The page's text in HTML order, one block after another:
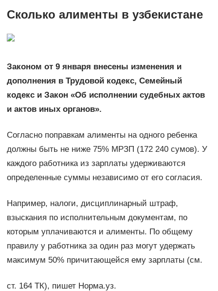
Сколько алименты в узбекистане
Законом от 9 января внесены изменения и
дополнения в Трудовой кодекс, Семейный
кодекс и Закон «Об исполнении судебных актов
и актов иных органов».
Согласно поправкам алименты на одного ребенка
должны быть не ниже 75% МРЗП (172 240 сумов). У
каждого работника из зарплаты удерживаются
определенные суммы независимо от его согласия.
Например, налоги, дисциплинарный штраф,
взыскания по исполнительным документам, по
которым уплачиваются и алименты. По общему
правилу у работника за один раз могут удержать
максимум 50% причитающейся ему зарплаты (см.
ст. 164 ТК), пишет Норма.уз.